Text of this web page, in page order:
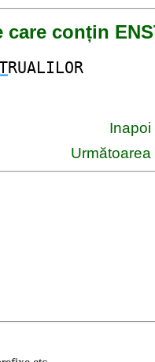
care conțin
RUALILOR
Inapoi
Următoarea